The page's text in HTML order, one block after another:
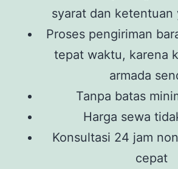
syarat dan ketentuan
Proses pengiriman
tepat waktu, karena
armada
Tanpa batas
Harga sewa
Konsultasi 24 jam
cepat